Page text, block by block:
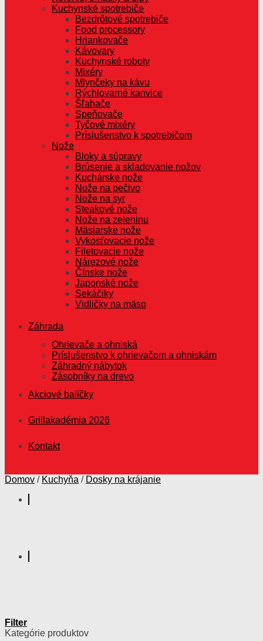
Kuchynské spotrebiče
Bezdrôtové spotrebiče
Food processory
Hriankovače
Kávovary
Kuchynské roboty
Mixéry
Mlynčeky na kávu
Rýchlovarné kanvice
Šľahače
Speňovače
Tyčové mixéry
Príslušenstvo k spotrebičom
Nože
Bloky a súpravy
Brúsenie a skladovanie nožov
Kuchárske nože
Nože na pečivo
Nože na syr
Steakové nože
Nože na zeleninu
Mäsiarske nože
Vykosťovacie nože
Filetovacie nože
Nárezové nože
Čínske nože
Japonské nože
Sekáčiky
Vidličky na mäso
Záhrada
Ohrievače a ohniská
Príslušenstvo k ohrievačom a ohniskám
Záhradný nábytok
Zásobníky na drevo
Akciové balíčky
Grillakadémia 2026
Kontakt
Domov / Kuchyňa / Dosky na krájanie
Filter
Kategórie produktov